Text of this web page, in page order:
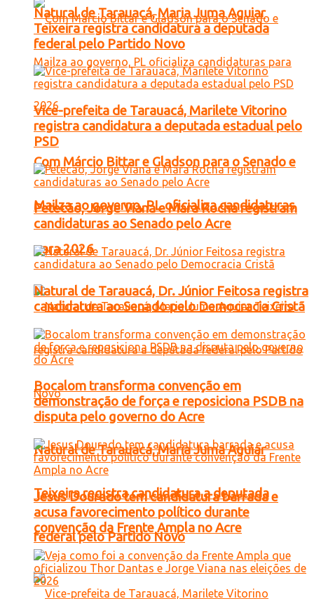
Com Márcio Bittar e Gladson para o Senado e
Mailza ao governo, PL oficializa candidaturas
para 2026
Natural de Tarauacá, Maria Juma Aguiar
Teixeira registra candidatura a deputada
federal pelo Partido Novo
Natural de Tarauacá, Maria Juma Aguiar
Teixeira registra candidatura a deputada
federal pelo Partido Novo
Vice-prefeita de Tarauacá, Marilete Vitorino
registra candidatura a deputada estadual pelo
PSD
Petecão, Jorge Viana e Mara Rocha registram
candidaturas ao Senado pelo Acre
Natural de Tarauacá, Dr. Júnior Feitosa registra
candidatura ao Senado pelo Democracia Cristã
Bocalom transforma convenção em
demonstração de força e reposiciona PSDB na
disputa pelo governo do Acre
Jesus Dourado tem candidatura barrada e
acusa favorecimento político durante
convenção da Frente Ampla no Acre